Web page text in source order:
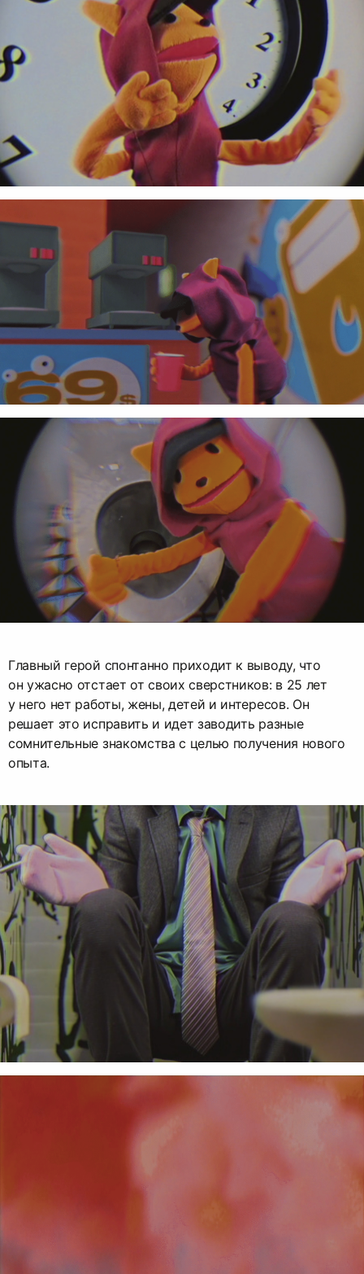
Главный герой спонтанно приходит к выводу, что
он ужасно отстает от своих сверстников: в 25 лет
у него нет работы, жены, детей и интересов. Он
решает это исправить и идет заводить разные
сомнительные знакомства с целью получения нового
опыта.